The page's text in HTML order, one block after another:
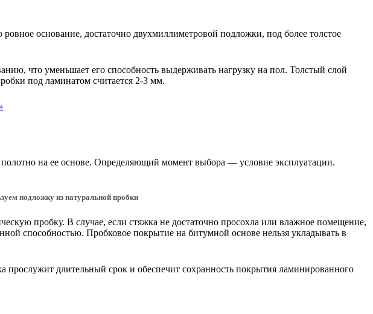
основание, достаточно двухмиллиметровой подложки, под более толстое
что уменьшает его способность выдерживать нагрузку на пол. Толстый слой
под ламинатом считается 2-3 мм.
на ее основе. Определяющий момент выбора — условие эксплуатации.
подложку из натуральной пробки
пробку. В случае, если стяжка не достаточно просохла или влажное помещение,
способностью. Пробковое покрытие на битумной основе нельзя укладывать в
длительный срок и обеспечит сохранность покрытия ламинированного